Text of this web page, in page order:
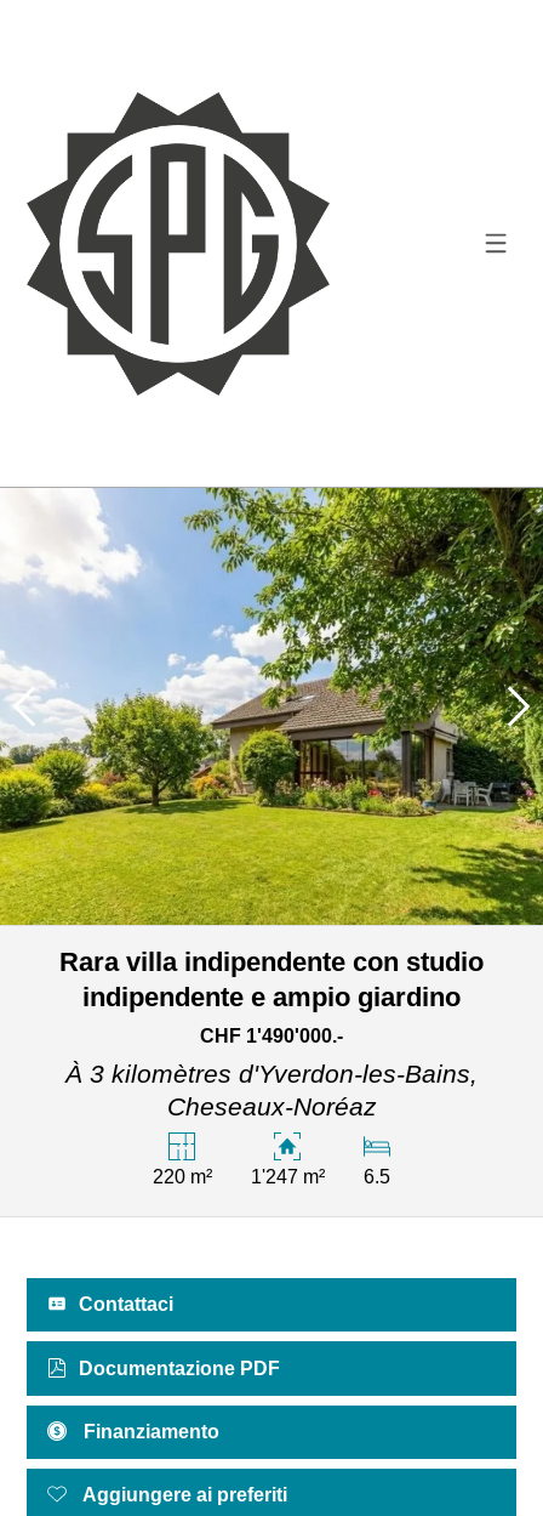
Rara villa indipendente con studio
indipendente e ampio giardino
CHF 1'490'000.-
À 3 kilomètres d'Yverdon-les-Bains,
Cheseaux-Noréaz
220 m² 1'247 m² 6.5
Contattaci
Documentazione PDF
Finanziamento
Aggiungere ai preferiti